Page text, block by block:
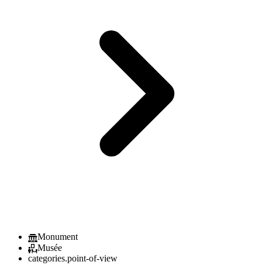
Monument
Musée
categories.point-of-view